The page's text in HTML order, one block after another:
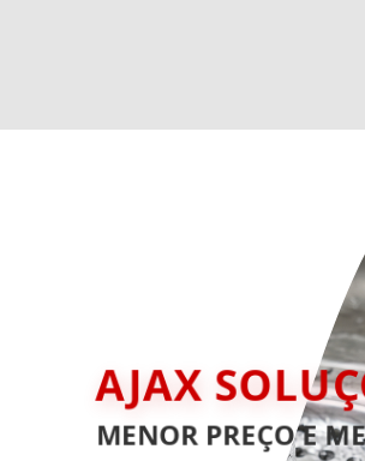
AJAX
MENOR PREÇO E